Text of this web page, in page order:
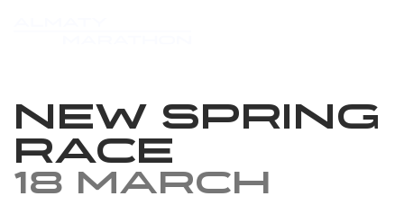
New Spring
Race
18 March